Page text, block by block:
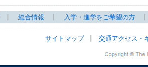
総合情報 入学・進学をご希望の方
サイトマップ 交通アクセス・